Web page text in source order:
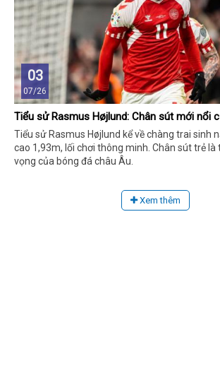
03
07/26
Tiểu sử Rasmus Højlund: Chân sút mới nổi
Tiểu sử Rasmus Højlund kể về chàng trai sinh
cao 1,93m, lối chơi thông minh. Chân sút trẻ là
vọng của bóng đá châu Âu.
Xem thêm